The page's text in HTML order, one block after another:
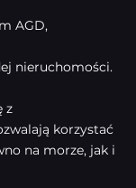
AGD,
nieruchomości.
z
korzystać
na morze, jak i